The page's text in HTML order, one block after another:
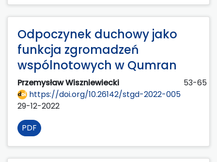
Odpoczynek duchowy jako
funkcja zgromadzeń
wspólnotowych w Qumran
Przemysław Wiszniewiecki
53-65
https://doi.org/10.26142/stgd-2022-005
29-12-2022
PDF